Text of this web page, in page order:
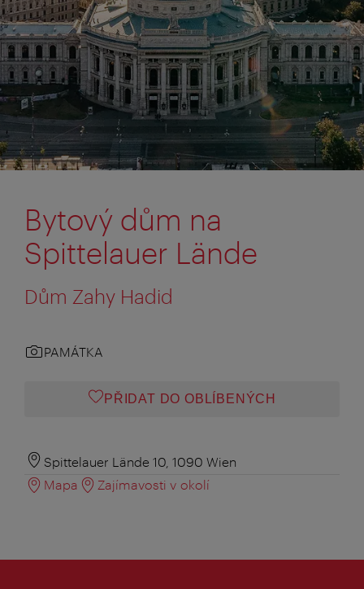
Bytový dům na
Spittelauer Lände
Dům Zahy Hadid
PAMÁTKA
PŘIDAT DO OBLÍBENÝCH
Spittelauer Lände 10, 1090 Wien
Mapa
Zajímavosti v okolí